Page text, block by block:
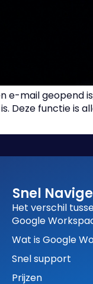
e-mail geopend
Deze functie is
Snel
Het verschil
Google
Wat is Google
Snel support
Prijzen